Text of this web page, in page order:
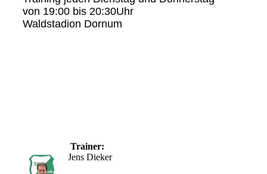
von 19:00 bis 20:30Uhr
Waldstadion Dornum
Trainer:
Jens Dieker